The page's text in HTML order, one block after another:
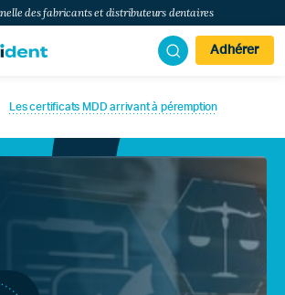
des fabricants et distributeurs dentaires
Adhérer
Les certificats MDD arrivant à péremption